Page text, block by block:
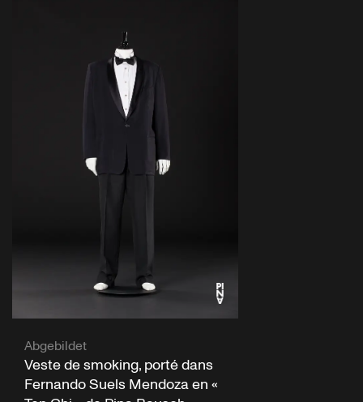
Abgebildet
Veste de smoking, porté dans
Fernando Suels Mendoza en «